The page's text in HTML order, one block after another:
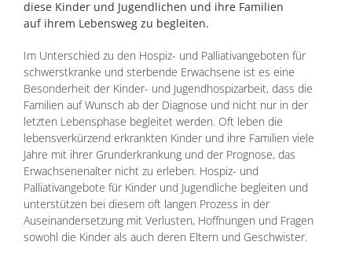
diese Kinder und Jugendlichen und ihre Familien
auf ihrem Lebensweg zu begleiten.
Im Unterschied zu den Hospiz- und Palliativangeboten für
schwerstkranke und sterbende Erwachsene ist es eine
Besonderheit der Kinder- und Jugendhospizarbeit, dass die
Familien auf Wunsch ab der Diagnose und nicht nur in der
letzten Lebensphase begleitet werden. Oft leben die
lebensverkürzend erkrankten Kinder und ihre Familien viele
Jahre mit ihrer Grunderkrankung und der Prognose, das
Erwachsenenalter nicht zu erleben. Hospiz- und
Palliativangebote für Kinder und Jugendliche begleiten und
unterstützen bei diesem oft langen Prozess in der
Auseinandersetzung mit Verlusten, Hoffnungen und Fragen
sowohl die Kinder als auch deren Eltern und Geschwister.